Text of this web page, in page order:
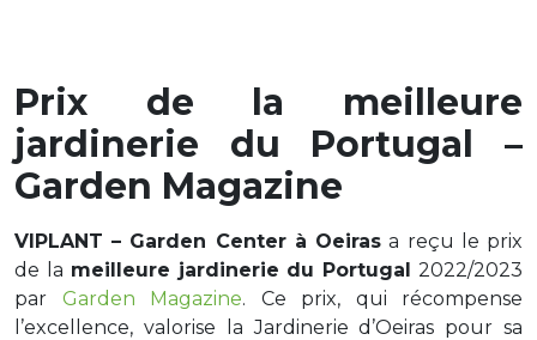
Prix de la meilleure
jardinerie du Portugal –
Garden Magazine
VIPLANT – Garden Center à Oeiras a reçu le prix
de la meilleure jardinerie du Portugal 2022/2023
par Garden Magazine. Ce prix, qui récompense
l’excellence, valorise la Jardinerie d’Oeiras pour sa